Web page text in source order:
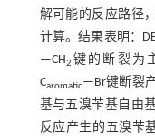
解可能的反应路径
计算。结果表明：
—CH2 键的断裂为
Caromatic—Br键断裂
基与五溴苄基自由
反应产生的五溴苄